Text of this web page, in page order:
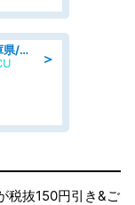
＞
構内作業・フォークリフトなど/兵庫県/フォークリフト初心者 未経験歓迎 日勤 土日休み フォークリフト倉庫内作業
税抜150円引き&ご